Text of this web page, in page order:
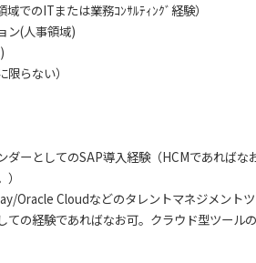
域でのITまたは業務ｺﾝｻﾙﾃｨﾝｸﾞ経験）
ン(人事領域)
らない）
ーとしてのSAP導入経験（HCMであればな
Oracle Cloudなどのタレントマネジメント
ての経験であればなお可。クラウド型ツール